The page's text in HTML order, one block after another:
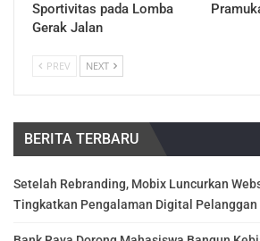
Sportivitas pada Lomba
Gerak Jalan
PREV NEXT
BERITA TERBARU
Setelah Rebranding, Mobix Luncurkan
Tingkatkan Pengalaman Digital Pelanggan